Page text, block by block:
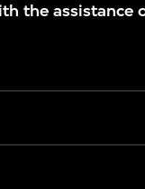
the assistance